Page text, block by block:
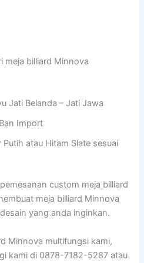
meja billiard Minnova
Jati Belanda – Jati Jawa
Import
Putih atau Hitam Slate sesuai
custom meja billiard
meja billiard Minnova
yang anda inginkan.
Minnova multifungsi kami,
kami di 0878-7182-5287 atau